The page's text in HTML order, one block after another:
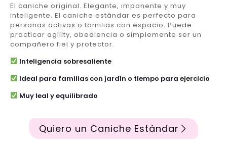
El caniche original. Elegante, imponente y muy
inteligente. El caniche estándar es perfecto para
personas activas o familias con espacio. Puede
practicar agility, obediencia o simplemente ser un
compañero fiel y protector.
Inteligencia sobresaliente
Ideal para familias con jardín o tiempo para ejercicio
Muy leal y equilibrado
Quiero un Caniche Estándar